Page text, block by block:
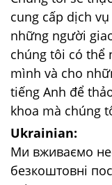
cung cấp dịch
những người
chúng tôi có thể
mình và cho
tiếng Anh để
khoa mà chúng
Ukrainian:
Ми вживаємо
безкоштовні